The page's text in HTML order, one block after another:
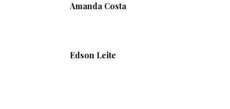
Amanda Costa
Edson Leite